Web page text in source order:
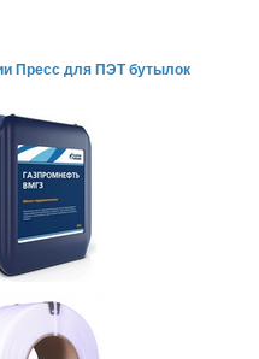
Пресс для ПЭТ бутылок